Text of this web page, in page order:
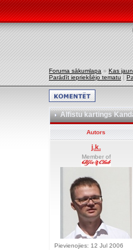
Foruma sākumlapa » Kas
Parādīt iepriekšējo tematu |
Alfistu kartings
Autors
j.k.
Member of
Pievienojies: 12 Jul 2006